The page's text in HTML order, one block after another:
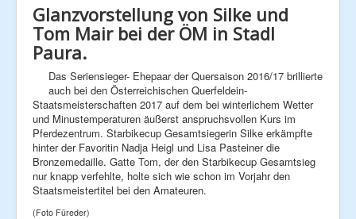
Rennlizenzen
Next Generation
Hobby
News
Galerie
2014
2015
2016
2017
2018
2019
2020
2021
2022
Glanzvorstellung von Silke und
Tom Mair bei der ÖM in Stadl
Paura.
Das Seriensieger- Ehepaar der Quersaison 2016/17 brillierte
auch bei den Österreichischen Querfeldein-
Staatsmeisterschaften 2017 auf dem bei winterlichem Wetter
und Minustemperaturen äußerst anspruchsvollen Kurs im
Pferdezentrum. Starbikecup Gesamtsiegerin Silke erkämpfte
hinter der Favoritin Nadja Heigl und Lisa Pasteiner die
Bronzemedaille. Gatte Tom, der den Starbikecup Gesamtsieg
nur knapp verfehlte, holte sich wie schon im Vorjahr den
Staatsmeistertitel bei den Amateuren.
(Foto Füreder)